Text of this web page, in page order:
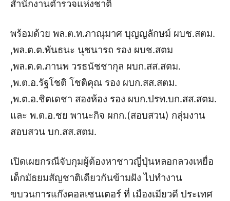
สำนักงานตำรวจแห่งชาติ
พร้อมด้วย พล.ต.ท.ภาณุมาศ บุญญลักษม์ ผบช.สตม.
,พล.ต.ต.พันธนะ นุชนารถ รอง ผบช.สตม
,พล.ต.ต.ภานพ วรธนัชชากุล ผบก.สส.สตม.
,พ.ต.อ.รัฐโชติ โชติคุณ รอง ผบก.สส.สตม.
,พ.ต.อ.ชิตเดชา สองห้อง รอง ผบก.ปรท.บก.สส.สตม.
และ พ.ต.อ.ชย พานะกิจ ผกก.(สอบสวน) กลุ่มงาน
สอบสวน บก.สส.สตม.
เปิดเผยกรณีจับกุมผู้ต้องหาชาวญี่ปุ่นหลอกลวงเหยื่อ
เด็กมัธยมสัญชาติเดียวกันข้ามฝัง ไปทำงาน
ขบวนการแก๊งคอลเซนเตอร์ ที่ เมืองเมียวดี ประเทศ